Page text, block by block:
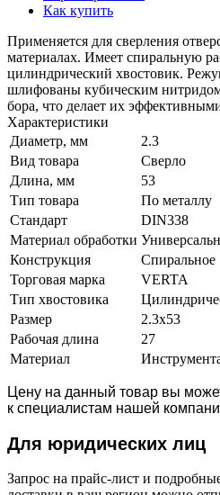
Как купить
Применяется для сверления
материалах. Имеет спиральную
цилиндрический хвостовик.
шлифованы кубическим
бора, что делает их
Характеристики
Диаметр, мм
2.3
Вид товара
Сверло
Длина, мм
53
Тип товара
По металлу
Стандарт
DIN338
Материал обработки
Конструкция
Спиральное
Торговая марка
VERTA
Тип хвостовика
Размер
2.3х53
Рабочая длина
27
Материал
Цену на данный товар вы
к специалистам нашей
Для юридических лиц
Запрос на прайс-лист и